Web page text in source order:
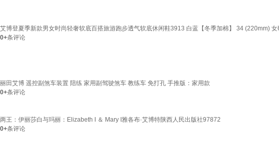
艾博登夏季新款男女时尚轻奢软底百搭旅游跑步透气软底休闲鞋3913 白蓝【冬季加棉】 34 (220mm) 女
0+条评论
丽田艾博 遥控副煞车装置 陪练 家用副驾驶煞车 教练车 免打孔 手推版：家用款
0+条评论
两王：伊丽莎白与玛丽：Elizabeth I ＆ Mary I雅各布·艾博特陕西人民出版社97872
0+条评论